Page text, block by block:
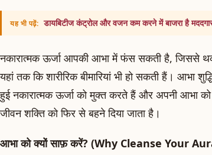
यह भी पढ़ें: डायबिटीज कंट्रोल और वजन कम करने में बाजरा है
नकारात्मक ऊर्जा आपकी आभा में फंस सकती है, जिससे
यहां तक ​​कि शारीरिक बीमारियां भी हो सकती हैं। आभा
हुई नकारात्मक ऊर्जा को मुक्त करते हैं और अपनी आभा
जीवन शक्ति को फिर से बहने दिया जाता है।
आभा को क्यों साफ़ करें? (Why Cleanse Your